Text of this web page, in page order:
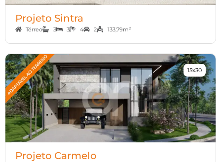
Projeto Sintra
Térreo 3 3 4 2 133,79m²
Projeto Carmelo
15x30